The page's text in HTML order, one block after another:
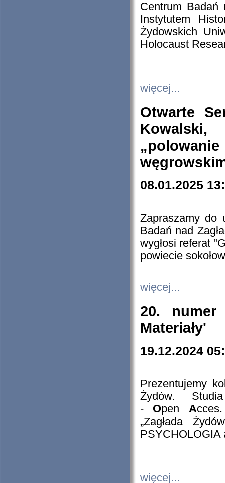
Centrum Badań
Instytutem
Żydowskich
Holocaust
więcej...
Otwarte
08.01.2025
Zapraszamy do
Badań nad
wygłosi referat
powiecie
więcej...
20. numer
Materiały'
19.12.2024
Prezentujemy
Żydów.
- Open A
„Zagłada
PSYCHOLOGIA
więcej...